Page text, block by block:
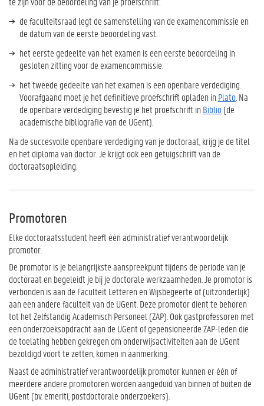
de faculteitsraad legt de samenstelling van de examencommissie en
de datum van de eerste beoordeling vast.
het eerste gedeelte van het examen is een eerste beoordeling in
gesloten zitting voor de examencommissie.
het tweede gedeelte van het examen is een openbare verdediging.
Voorafgaand moet je het definitieve proefschrift opladen in Plato . Na
de openbare verdediging bevestig je het proefschrift in Biblio(de
academische bibliografie van de UGent).
Na de succesvolle openbare verdediging van je doctoraat, krijg je de titel
en het diploma van doctor. Je krijgt ook een getuigschrift van de
doctoraatsopleiding.
Promotoren
Elke doctoraatsstudent heeft één administratief verantwoordelijk
promotor.
De promotor is je belangrijkste aanspreekpunt tijdens de periode van je
doctoraat en begeleidt je bij je doctorale werkzaamheden. Je promotor is
verbonden is aan de Faculteit Letteren en Wijsbegeerte of (uitzonderlijk)
aan een andere faculteit van de UGent. Deze promotor dient te behoren
tot het Zelfstandig Academisch Personeel (ZAP). Ook gastprofessoren met
een onderzoeksopdracht aan de UGent of gepensioneerde ZAP-leden die
de toelating hebben gekregen om onderwijsactiviteiten aan de UGent
bezoldigd voort te zetten, komen in aanmerking.
Naast de administratief verantwoordelijk promotor kunnen er één of
meerdere andere promotoren worden aangeduid van binnen of buiten de
UGent (bv. emeriti, postdoctorale onderzoekers).